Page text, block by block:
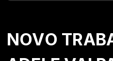
NOVO